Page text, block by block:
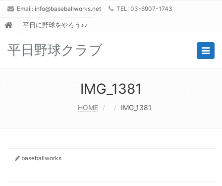
Email: info@baseballworks.net TEL: 03-6907-1743
平日に野球をやろう♪♪
平日野球クラブ
IMG_1381
HOME IMG_1381
baseballworks